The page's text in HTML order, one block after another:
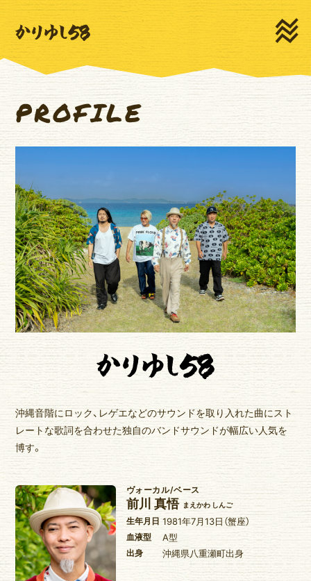
HOME
LIVE
MEDIA
PROFILE
MOVIE
DISCOGRAPHY
CONTACT
新規登録 ログイン
ゆいま～るSNS
ゆいま～るテレビ
ゆいま～るブログ
ゆいま～るラジオ
かりゆしの部屋
壁紙
PROFILE
沖縄音階にロック、レゲエなどのサウンドを取り入れた曲にスト
レートな歌詞を合わせた独自のバンドサウンドが幅広い人気を
博す。
ヴォーカル/ベース
前川 真悟 まえかわ しんご
生年月日 1981年7月13日（蟹座）
血液型 A型
出身 沖縄県八重瀬町出身